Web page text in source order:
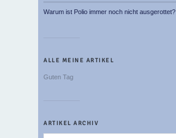
Warum ist Polio immer noch nicht ausgerottet?
ALLE MEINE ARTIKEL
Guten Tag
ARTIKEL ARCHIV